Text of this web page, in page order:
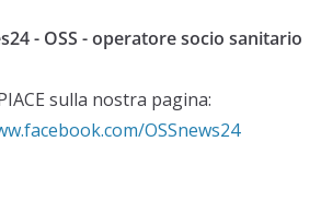
- OSS - operatore socio sanitario
sulla nostra pagina:
OSSnews24